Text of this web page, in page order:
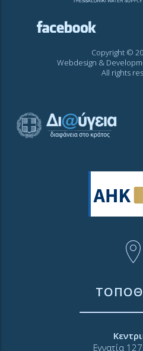
Copyright ©
Webdesign &
All rights
Εγνατία